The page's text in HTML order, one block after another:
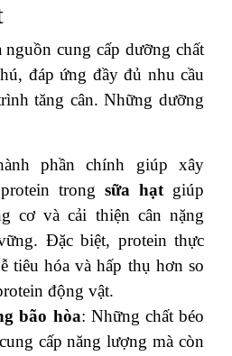
nguồn cung cấp dưỡng chất
đáp ứng đầy đủ nhu cầu
tăng cân. Những dưỡng
phần chính giúp xây
trong sữa hạt giúp
cơ và cải thiện cân nặng
Đặc biệt, protein thực
tiêu hóa và hấp thụ hơn so
động vật.
bão hòa: Những chất béo
cấp năng lượng mà còn